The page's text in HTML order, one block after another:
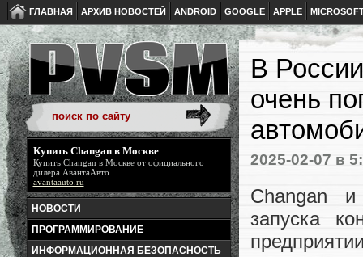
ГЛАВНАЯ АРХИВ НОВОСТЕЙ ANDROID GOOGLE APPLE
Купить Changan в Москве
Купить Changan в Москвеот официального
дилера АвантаАвто.
avantaauto.ru
НОВОСТИ
ПРОГРАММИРОВАНИЕ
ИНФОРМАЦИОННАЯ БЕЗОПАСНОСТЬ
В
очень
2025-02-07 в
Changan и
запуска